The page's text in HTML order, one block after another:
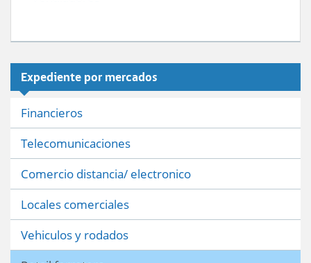
Expediente por mercados
Financieros
Telecomunicaciones
Comercio distancia/ electronico
Locales comerciales
Vehiculos y rodados